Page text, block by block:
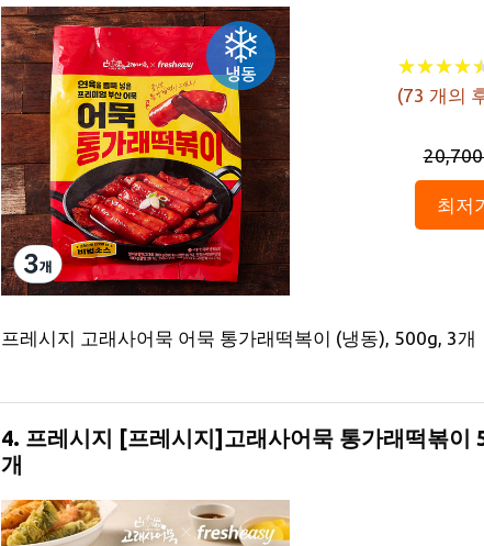
★★★★
★★★★
(73 개의
최저
프레시지 고래사어묵 어묵 통가래떡복이 (냉동), 500g, 3개
4. 프레시지 [프레시지]고래사어묵 통가래떡볶이
개